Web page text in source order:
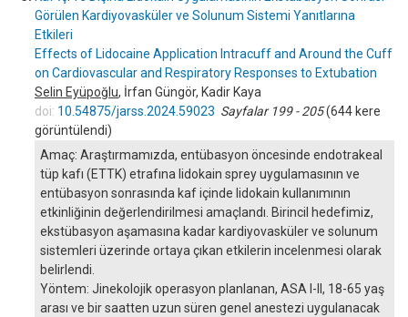
Görülen Kardiyovasküler ve Solunum Sistemi Yanıtlarına
Etkileri
Effects of Lidocaine Application Intracuff and Around the Cuff
on Cardiovascular and Respiratory Responses to Extubation
Selin Eyüpoğlu, İrfan Güngör, Kadir Kaya
doi: 10.54875/jarss.2024.59023 Sayfalar 199 - 205(644 kere
görüntülendi)
Amaç: Araştırmamızda, entübasyon öncesinde endotrakeal
tüp kafı (ETTK) etrafına lidokain sprey uygulamasının ve
entübasyon sonrasında kaf içinde lidokain kullanımının
etkinliğinin değerlendirilmesi amaçlandı. Birincil hedefimiz,
ekstübasyon aşamasına kadar kardiyovasküler ve solunum
sistemleri üzerinde ortaya çıkan etkilerin incelenmesi olarak
belirlendi.
Yöntem: Jinekolojik operasyon planlanan, ASA I-II, 18-65 yaş
arası ve bir saatten uzun süren genel anestezi uygulanacak